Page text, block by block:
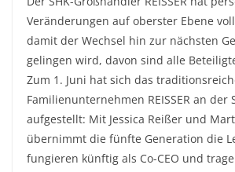
Veränderungen auf oberster Ebene
damit der Wechsel hin zur nächsten
gelingen wird, davon sind alle
Zum 1. Juni hat sich das
Familienunternehmen REISSER an der
aufgestellt: Mit Jessica Reißer und
übernimmt die fünfte Generation die
fungieren künftig als Co-CEO und